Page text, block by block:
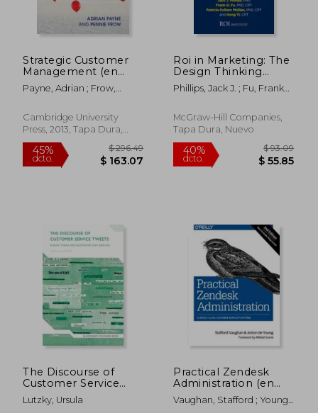
45%
dcto. $ 40.95
45%
dcto.
Strategic Customer
Management (en
Inglés)
Payne, Adrian ; Frow,
Cambridge University
Press, 2013, Tapa Dura,
Nuevo
Roi in Marketing: The
Design Thinking
Approach to
Measure, Prove, and
Marketing (en Inglés)
Phillips, Jack J. ; Fu, Frank
Pulliam
McGraw-Hill Companies,
Tapa Dura, Nuevo
The Discourse of
Customer Service
Tweets: Planes, Trains
and Automated Text
Lutzky, Ursula
Practical Zendesk
Administration (en
Inglés)
Vaughan, Stafford ; Young,